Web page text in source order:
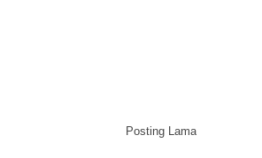
Posting Lama